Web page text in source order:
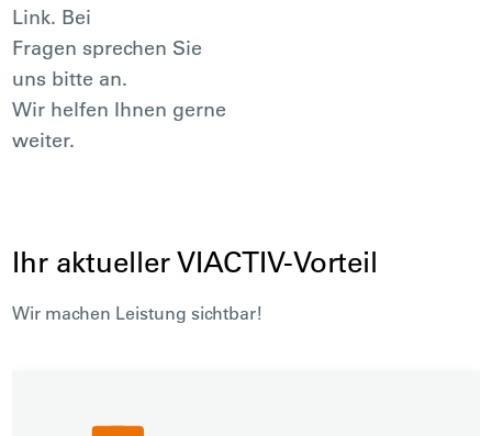
Link. Bei
Fragen sprechen Sie
uns bitte an.
Wir helfen Ihnen gerne
weiter.
Ihr aktueller VIACTIV-Vorteil
Wir machen Leistung sichtbar!